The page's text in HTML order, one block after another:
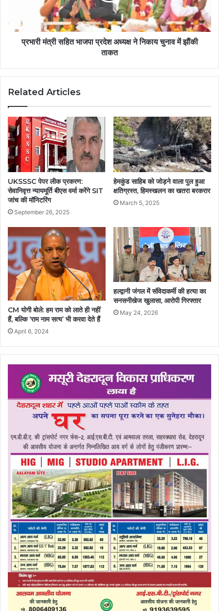
प्रभारी मंत्री सहित भाजपा प्रदेश अध्यक्ष ने निकाय चुनाव में झौंकी
ताकत
Related Articles
UKSSSC पेपर लीक प्रकरण:
सेवानिवृत्त न्यायमूर्ति बीएस वर्मा करेंगे SIT
जांच की मॉनिटरिंग
September 26, 2025
हेमकुंड साहिब को जोड़ने वाला पुल हुआ
क्षतिग्रस्त, हिमस्खलन का खतरा बरकरार
March 5, 2025
CM योगी बोले: हम राम को लाते ही नहीं
हैं, बल्कि ‘राम नाम सत्य’ भी करवा देते हैं
April 6, 2024
हल्द्वानी जंगल में संविदाकर्मी की हत्या का
सनसनीखेज खुलासा, आरोपी गिरफ्तार
May 24, 2026